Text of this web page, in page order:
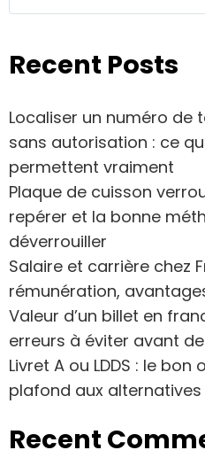
Recent Posts
Localiser un numéro de
sans autorisation : ce
permettent vraiment
Plaque de cuisson
repérer et la bonne
déverrouiller
Salaire et carrière chez
rémunération,
Valeur d’un billet en
erreurs à éviter avant
Livret A ou LDDS : le
plafond aux alternatives
Recent